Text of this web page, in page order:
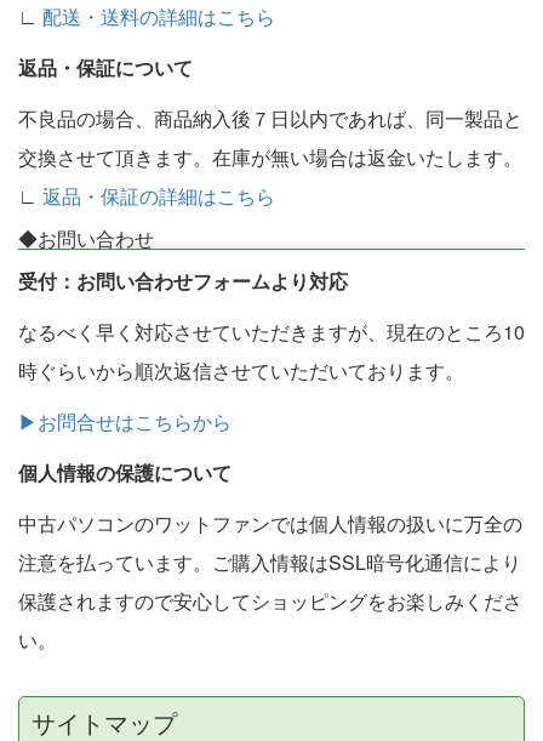
∟ 配送・送料の詳細はこちら
返品・保証について
不良品の場合、商品納入後７日以内であれば、同一製品と
交換させて頂きます。在庫が無い場合は返金いたします。
∟ 返品・保証の詳細はこちら
◆お問い合わせ
受付：お問い合わせフォームより対応
なるべく早く対応させていただきますが、現在のところ10
時ぐらいから順次返信させていただいております。
▶お問合せはこちらから
個人情報の保護について
中古パソコンのワットファンでは個人情報の扱いに万全の
注意を払っています。ご購入情報はSSL暗号化通信により
保護されますので安心してショッピングをお楽しみくださ
い。
サイトマップ